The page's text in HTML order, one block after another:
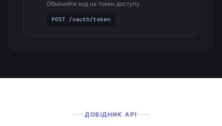
Обміняйте код на токен доступу
POST /oauth/token
ДОВІДНИК API